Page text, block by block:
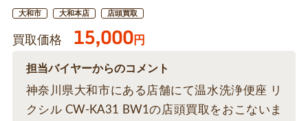
大和市 大和本店 店頭買取
買取価格 15,000円
担当バイヤーからのコメント
神奈川県大和市にある店舗にて温水洗浄便座 リ
クシル CW-KA31 BW1の店頭買取をおこないま